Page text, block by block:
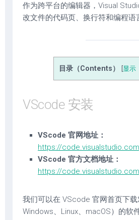
作为跨平台的编辑器，Visual
改文件的代码页、换行符和编程语
目录（Contents） 显示
VScode 安装
VScode 官网地址：
https://
VScode 官方文档地址：
https://
我们可以在 VScode 官网首页下
Windows、Linux、macOS）的软